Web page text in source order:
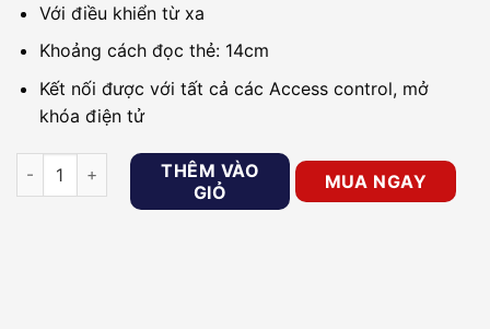
Với điều khiển từ xa
Khoảng cách đọc thẻ: 14cm
Kết nối được với tất cả các Access control, mở
khóa điện tử
Đầu đọc thẻ từ cảm ứng ONECAM ACW-301RL bằng nhựa số
THÊM VÀO
GIỎ
MUA NGAY